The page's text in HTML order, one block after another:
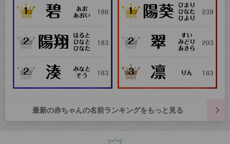
最新の赤ちゃんの名前ランキングをもっと見る